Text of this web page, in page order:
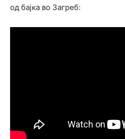
од бајка во Загреб: